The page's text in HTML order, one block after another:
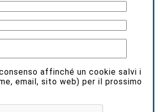
affinché un cookie salvi i
email, sito web) per il prossimo